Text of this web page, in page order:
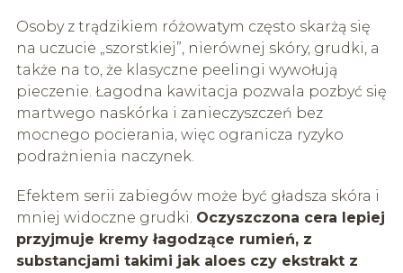
Osoby z trądzikiem różowatym często skarżą się
na uczucie „szorstkiej”, nierównej skóry, grudki, a
także na to, że klasyczne peelingi wywołują
pieczenie. Łagodna kawitacja pozwala pozbyć się
martwego naskórka i zanieczyszczeń bez
mocnego pocierania, więc ogranicza ryzyko
podrażnienia naczynek.
Efektem serii zabiegów może być gładsza skóra i
mniej widoczne grudki. Oczyszczona cera lepiej
przyjmuje kremy łagodzące rumień, z
substancjami takimi jak aloes czy ekstrakt z